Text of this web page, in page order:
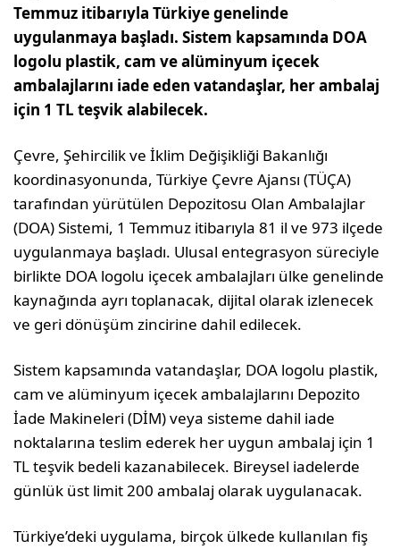
Temmuz itibarıyla Türkiye genelinde
uygulanmaya başladı. Sistem kapsamında DOA
logolu plastik, cam ve alüminyum içecek
ambalajlarını iade eden vatandaşlar, her ambalaj
için 1 TL teşvik alabilecek.
Çevre, Şehircilik ve İklim Değişikliği Bakanlığı
koordinasyonunda, Türkiye Çevre Ajansı (TÜÇA)
tarafından yürütülen Depozitosu Olan Ambalajlar
(DOA) Sistemi, 1 Temmuz itibarıyla 81 il ve 973 ilçede
uygulanmaya başladı. Ulusal entegrasyon süreciyle
birlikte DOA logolu içecek ambalajları ülke genelinde
kaynağında ayrı toplanacak, dijital olarak izlenecek
ve geri dönüşüm zincirine dahil edilecek.
Sistem kapsamında vatandaşlar, DOA logolu plastik,
cam ve alüminyum içecek ambalajlarını Depozito
İade Makineleri (DİM) veya sisteme dahil iade
noktalarına teslim ederek her uygun ambalaj için 1
TL teşvik bedeli kazanabilecek. Bireysel iadelerde
günlük üst limit 200 ambalaj olarak uygulanacak.
Türkiye’deki uygulama, birçok ülkede kullanılan fiş